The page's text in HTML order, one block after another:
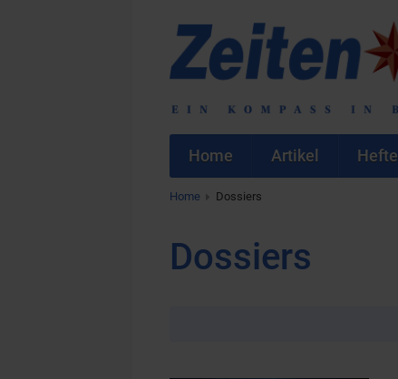
Home Artikel Hefte
Home Dossiers
Dossiers